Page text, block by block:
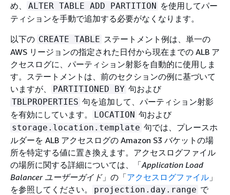
め、
ALTER TABLE ADD PARTITION を使用してパー
ティションを手動で追加する必要がなくなります。
以下の CREATE TABLE ステートメント例は、単一の
AWS リージョンの指定された日付から現在までの ALB ア
クセスログに、パーティション射影を自動的に使用しま
す。ステートメントは、前のセクションの例に基づいて
いますが、
PARTITIONED BY 句および
TBLPROPERTIES 句を追加して、パーティション射影
を有効にしています。
LOCATION 句および
storage.location.template 句では、プレースホ
ルダーを ALB アクセスログの Amazon S3 バケットの場
所を特定する値に置き換えます。アクセスログファイル
の場所に関する詳細については、「Application Load
Balancer ユーザーガイド」の「アクセスログファイル 」
を参照してください。
projection.day.range で